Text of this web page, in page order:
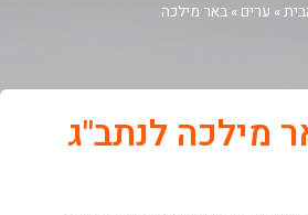
» ערים » באר מילכה
מילכה לנתב"ג